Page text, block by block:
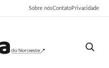
Sobre nósContatoPrivacidade